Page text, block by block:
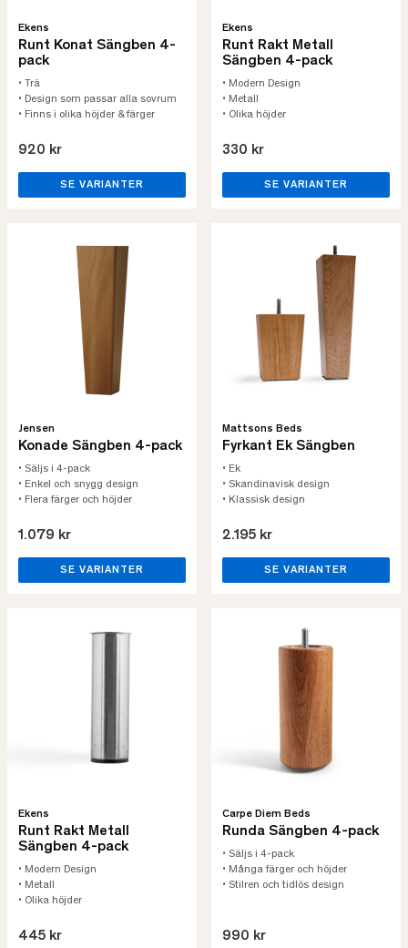
Ekens
Runt Konat Sängben 4-
pack
• Trä
• Design som passar alla sovrum
• Finns i olika höjder & färger
920 kr
SE VARIANTER
Ekens
Runt Rakt Metall
Sängben 4-pack
• Modern Design
• Metall
• Olika höjder
330 kr
SE VARIANTER
Jensen
Konade Sängben 4-pack
• Säljs i 4-pack
• Enkel och snygg design
• Flera färger och höjder
1.079 kr
SE VARIANTER
Mattsons Beds
Fyrkant Ek Sängben
• Ek
• Skandinavisk design
• Klassisk design
2.195 kr
SE VARIANTER
Ekens
Runt Rakt Metall
Sängben 4-pack
• Modern Design
• Metall
• Olika höjder
445 kr
Carpe Diem Beds
Runda Sängben 4-pack
• Säljs i 4-pack
• Många färger och höjder
• Stilren och tidlös design
990 kr